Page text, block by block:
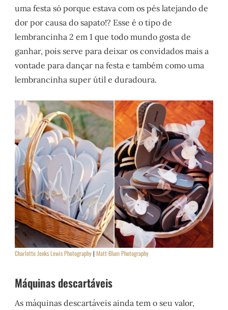
uma festa só porque estava com os pés latejando de
dor por causa do sapato!? Esse é o tipo de
lembrancinha 2 em 1 que todo mundo gosta de
ganhar, pois serve para deixar os convidados mais a
vontade para dançar na festa e também como uma
lembrancinha super útil e duradoura.
Charlotte Jenks Lewis Photography|Matt Blum Photography
Máquinas descartáveis
As máquinas descartáveis ainda tem o seu valor,